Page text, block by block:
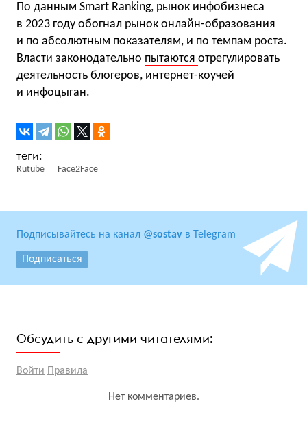
По данным Smart Ranking, рынок инфобизнеса
в 2023 году обогнал рынок онлайн-образования
и по абсолютным показателям, и по темпам роста.
Власти законодательно пытаются отрегулировать
деятельность блогеров, интернет-коучей
и инфоцыган.
Rutube Face2Face
Подписывайтесь на канал @sostav в Telegram
Подписаться
Обсудить с другими читателями:
Войти Правила
Нет комментариев.